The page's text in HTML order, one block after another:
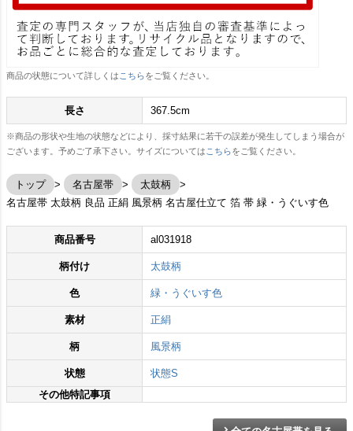
商品の状態について詳しくは こちらをご覧ください。
長さ 367.5cm
※商品の形状や生地の状態などにより、採寸結果に若干の誤差が発生してしまう場合が
ございます。予めご了承下さい。サイズについては こちらをご覧ください。
トップ 名古屋帯
太鼓柄
名古屋帯 太鼓柄 良品 正絹 風景柄 名古屋仕立て 箔 帯 緑・うぐいす色
商品番号 al031918
柄付け 太鼓柄
色 緑・うぐいす色
素材 正絹
柄 風景柄
状態
状態S
その他特記事項